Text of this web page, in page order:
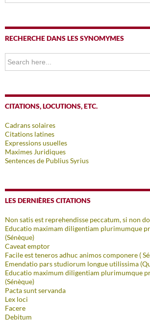
RECHERCHE DANS LES SYNOMYMES
Search
for:
CITATIONS, LOCUTIONS, ETC.
Cadrans solaires
Citations latines
Expressions usuelles
Maximes Juridiques
Sentences de Publius Syrius
LES DERNIÈRES CITATIONS
Non satis est reprehendisse peccatum, si non
Educatio maximam diligentiam plurimumque
(Sénèque)
Caveat emptor
Facile est teneros adhuc animos componere (
Emendatio pars studiorum longue utilissima
Educatio maximum diligentiam plurimumque
(Sénèque)
Pacta sunt servanda
Lex loci
Facere
Debitum